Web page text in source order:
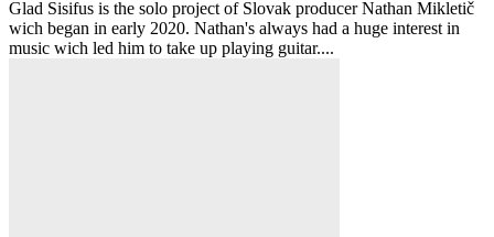
Glad Sisifus is the solo project of Slovak producer Nathan Mikletič
wich began in early 2020. Nathan's always had a huge interest in
music wich led him to take up playing guitar....